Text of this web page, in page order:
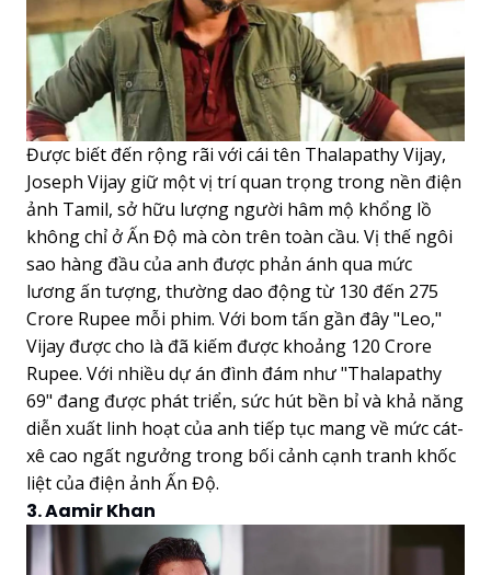
Được biết đến rộng rãi với cái tên Thalapathy Vijay,
Joseph Vijay giữ một vị trí quan trọng trong nền điện
ảnh Tamil, sở hữu lượng người hâm mộ khổng lồ
không chỉ ở Ấn Độ mà còn trên toàn cầu. Vị thế ngôi
sao hàng đầu của anh được phản ánh qua mức
lương ấn tượng, thường dao động từ 130 đến 275
Crore Rupee mỗi phim. Với bom tấn gần đây "Leo,"
Vijay được cho là đã kiếm được khoảng 120 Crore
Rupee. Với nhiều dự án đình đám như "Thalapathy
69" đang được phát triển, sức hút bền bỉ và khả năng
diễn xuất linh hoạt của anh tiếp tục mang về mức cát-
xê cao ngất ngưởng trong bối cảnh cạnh tranh khốc
liệt của điện ảnh Ấn Độ.
3. Aamir Khan